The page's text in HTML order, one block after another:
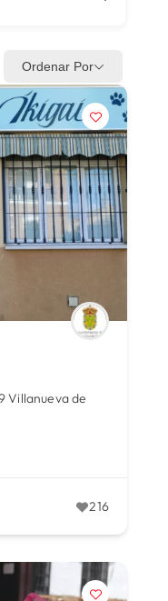
Ordenar Por
Villanueva de
216